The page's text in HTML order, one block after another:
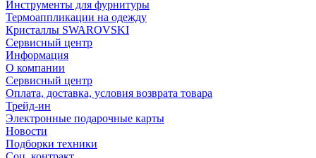
Инструменты для фурнитуры
Термоаппликации на одежду
Кристаллы SWAROVSKI
Сервисный центр
Информация
О компании
Сервисный центр
Оплата, доставка, условия возврата товара
Трейд-ин
Электронные подарочные карты
Новости
Подборки техники